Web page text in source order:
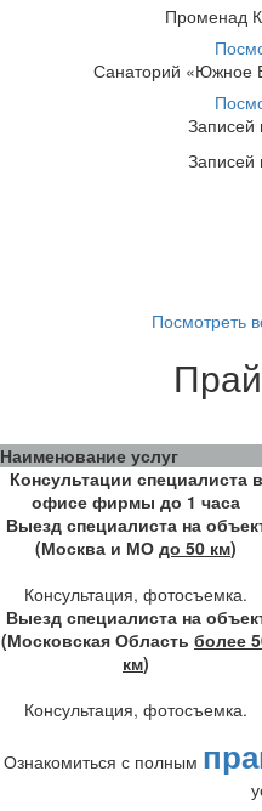
Променад
Санаторий «Южное
Записей
Записей
Посмотреть
Наименование услуг
Консультации специалиста в
офисе фирмы до 1 часа
Выезд специалиста на
(Москва и МО до 50 км)
Консультация, фотосъемка.
Выезд специалиста на
(Московская Область более
км)
Консультация, фотосъемка.
Ознакомиться с полным